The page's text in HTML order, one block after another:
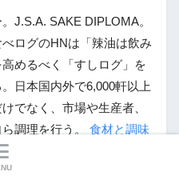
J.S.A. SAKE DIPLOMA。
ログのHNは「辣油は飲み
めるべく「すしログ」を
日本国内外で6,000軒以上
でなく、市場や生産者、
調理を行う。 食材と調味
グ